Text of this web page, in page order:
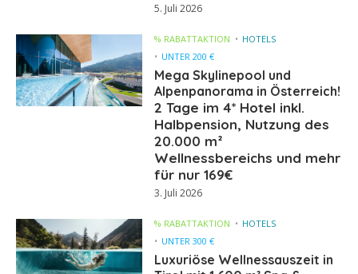
5. Juli 2026
% RABATTAKTION
HOTELS
UNTER 200 €
Mega Skylinepool und
Alpenpanorama in Österreich!
2 Tage im 4* Hotel inkl.
Halbpension, Nutzung des
20.000 m²
Wellnessbereichs und mehr
für nur 169€
3. Juli 2026
% RABATTAKTION
HOTELS
UNTER 300 €
Luxuriöse Wellnessauszeit in